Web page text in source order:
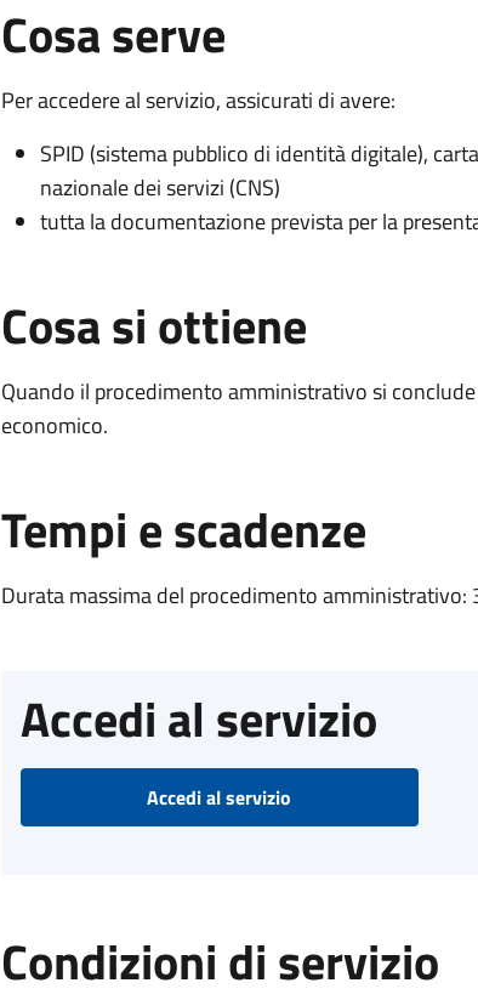
Cosa serve
Per accedere al servizio, assicurati di avere:
SPID (sistema pubblico di identità digitale),
nazionale dei servizi (CNS)
tutta la documentazione prevista per la
Cosa si ottiene
Quando il procedimento amministrativo si
economico.
Tempi e scadenze
Durata massima del procedimento amministrativo:
Accedi al servizio
Accedi al servizio
Condizioni di servizio